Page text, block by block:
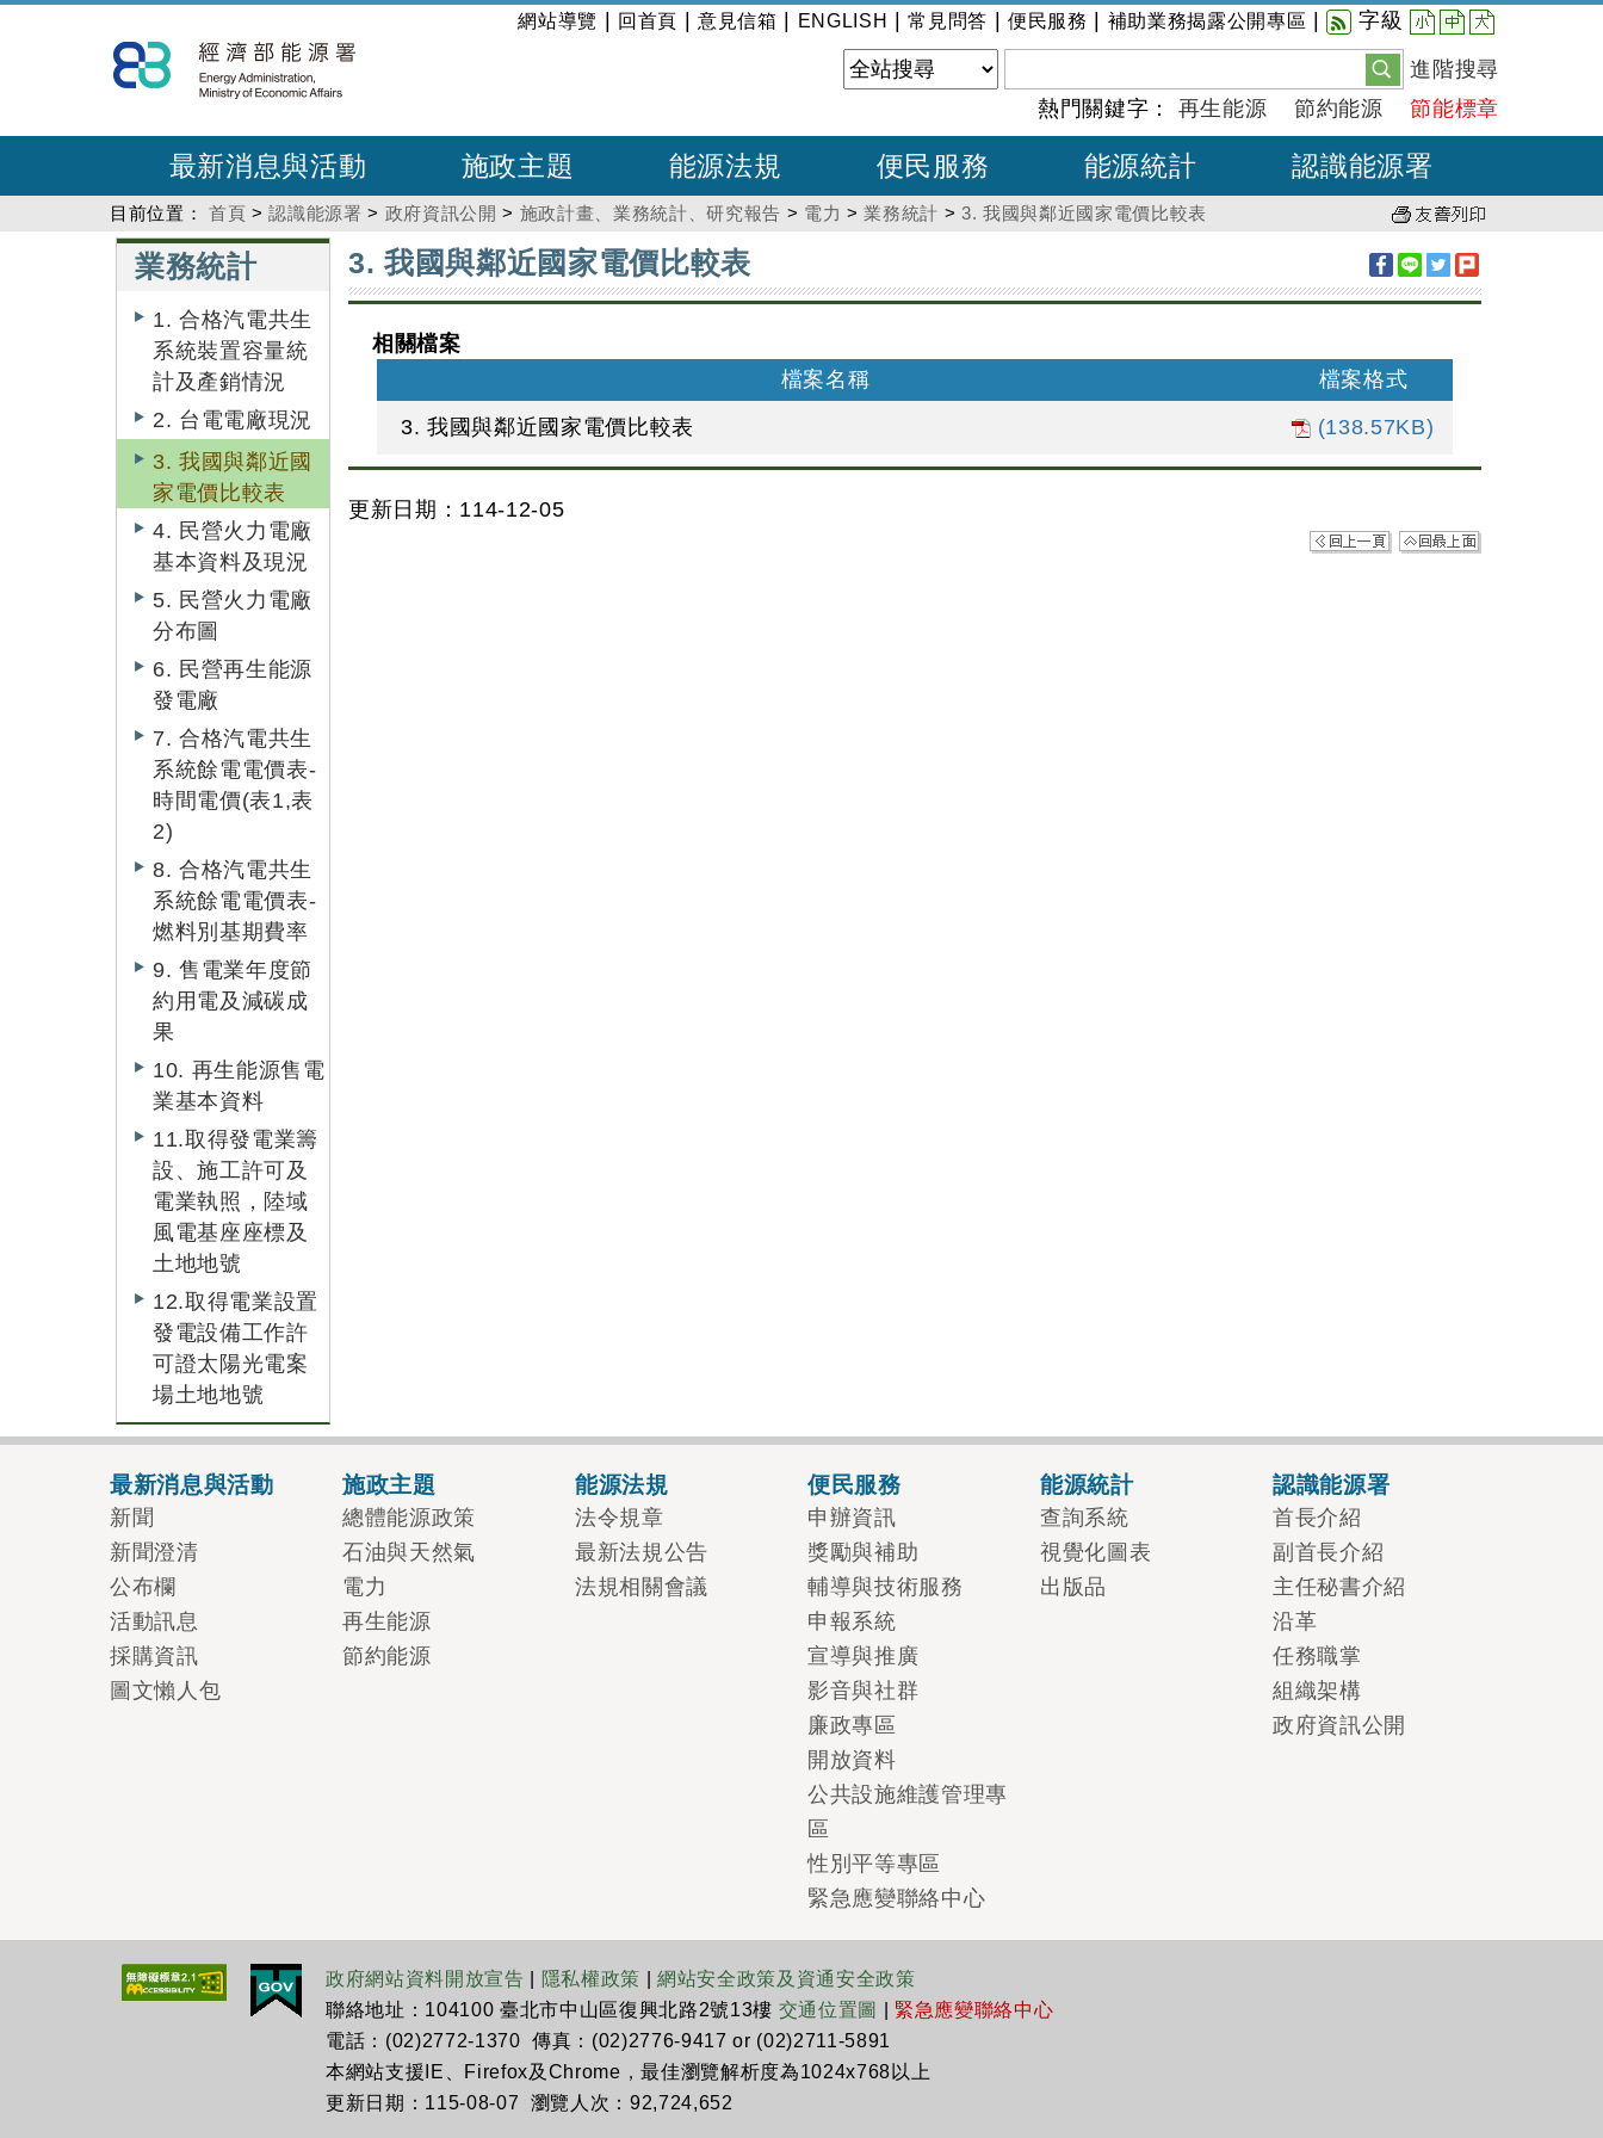
到
主
內
:::
網站導覽 回首頁 意見信箱 ENGLISH |常見問答 便民服務 補助業務揭露公開專區 字級 小 中 大
進階搜尋
熱門關鍵字： 再生能源 節約能源 節能標章
最新消息與活動 施政主題 能源法規 便民服務 能源統計 認識能源署
目前位置： 首頁 >認識能源署 > 政府資訊公開 > 施政計畫、業務統計、研究報告 > 電力 >業務統計 >3. 我國與鄰近國家電價比較表
:::業務統計
1. 合格汽電共生
系統裝置容量統
計及產銷情況
2. 台電電廠現況
3. 我國與鄰近國
家電價比較表
4. 民營火力電廠
基本資料及現況
5. 民營火力電廠
分布圖
6. 民營再生能源
發電廠
7. 合格汽電共生
系統餘電電價表-
時間電價(表1,表
2)
8. 合格汽電共生
系統餘電電價表-
燃料別基期費率
9. 售電業年度節
約用電及減碳成
果
10. 再生能源售電
業基本資料
11.取得發電業籌
設、施工許可及
電業執照，陸域
風電基座座標及
土地地號
12.取得電業設置
發電設備工作許
可證太陽光電案
場土地地號
3. 我國與鄰近國家電價比較表
相關檔案
檔案名稱
檔案格式
3. 我國與鄰近國家電價比較表
(138.57KB)
更新日期：114-12-05
最新消息與活動
新聞
新聞澄清
公布欄
活動訊息
採購資訊
圖文懶人包
施政主題
總體能源政策
石油與天然氣
電力
再生能源
節約能源
能源法規
法令規章
最新法規公告
法規相關會議
便民服務
申辦資訊
獎勵與補助
輔導與技術服務
申報系統
宣導與推廣
影音與社群
廉政專區
開放資料
公共設施維護管理專
區
性別平等專區
緊急應變聯絡中心
能源統計
查詢系統
視覺化圖表
出版品
認識能源署
首長介紹
副首長介紹
主任秘書介紹
沿革
任務職掌
組織架構
政府資訊公開
政府網站資料開放宣告 隱私權政策 |網站安全政策及資通安全政策
聯絡地址：104100 臺北市中山區復興北路2號13樓 交通位置圖
緊急應變聯絡中心
電話：(02)2772-1370 傳真：(02)2776-9417 or (02)2711-5891
本網站支援IE、Firefox及Chrome，最佳瀏覽解析度為1024x768以上
更新日期：115-08-07 瀏覽人次：92,724,652